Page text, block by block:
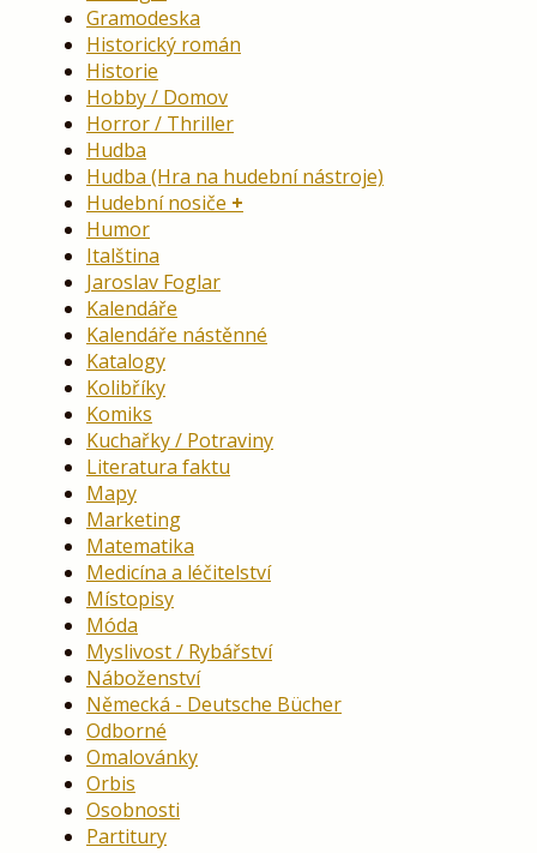
Gramodeska
Historický román
Historie
Hobby / Domov
Horror / Thriller
Hudba
Hudba (Hra na hudební nástroje)
Hudební nosiče
Humor
Italština
Jaroslav Foglar
Kalendáře
Kalendáře nástěnné
Katalogy
Kolibříky
Komiks
Kuchařky / Potraviny
Literatura faktu
Mapy
Marketing
Matematika
Medicína a léčitelství
Místopisy
Móda
Myslivost / Rybářství
Náboženství
Německá - Deutsche Bücher
Odborné
Omalovánky
Orbis
Osobnosti
Partitury